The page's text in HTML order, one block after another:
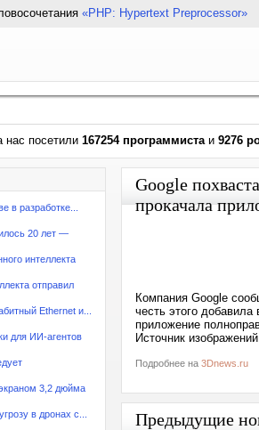
«PHP: Hypertext Preprocessor»
нас посетили 167254 программистаи 9276
в разработке...
20 лет —
интеллекта
отправил
Ethernet и...
для ИИ-агентов
3,2 дюйма
в дронах с...
Google
прокачала
Компания Google
честь этого
приложение
Источник
Подробнее на 3Dnews.ru
Предыдущие